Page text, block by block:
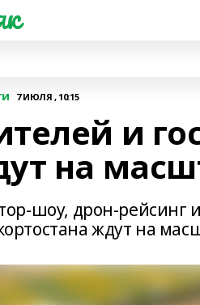
7 ИЮЛЯ , 10:15
и
на
шоу, дрон-рейсинг
ждут на